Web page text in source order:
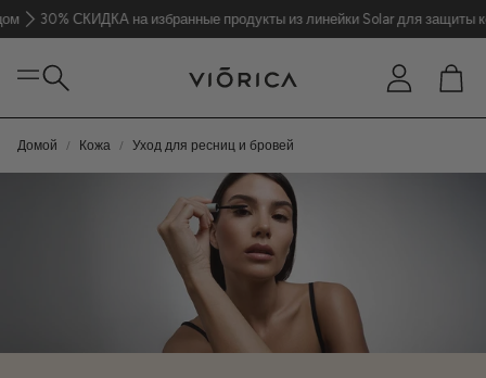
30% СКИДКА на избранные продукты из линейки Solar для защиты
Поиск
Аккаунт
Кожа
Домой Кожа Уход для ресниц и бровей